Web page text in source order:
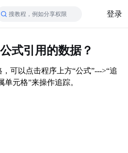
搜教程，例如分享权限 登录
式引用的数据？
可以点击程序上方“公式”--->“追
单元格”来操作追踪。